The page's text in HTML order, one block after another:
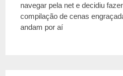
navegar pela net e decidiu
compilação de cenas
andam por aí